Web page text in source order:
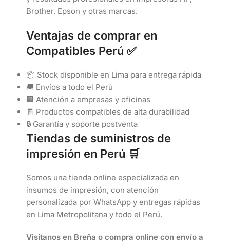
Brother, Epson y otras marcas.
Ventajas de comprar en
Compatibles Perú ✅
📦 Stock disponible en Lima para entrega rápida
🚚 Envíos a todo el Perú
🏢 Atención a empresas y oficinas
🧾 Productos compatibles de alta durabilidad
🔒 Garantía y soporte postventa
Tiendas de suministros de
impresión en Perú 🛒
Somos una tienda online especializada en
insumos de impresión, con atención
personalizada por WhatsApp y entregas rápidas
en Lima Metropolitana y todo el Perú.
Visítanos en Breña o compra online con envío a